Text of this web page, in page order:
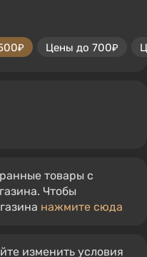
Цены до 700₽
товары с
Чтобы
нажмите сюда
изменить условия